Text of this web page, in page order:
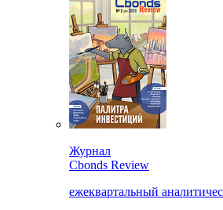
Журнал
Cbonds Review
ежеквартальный